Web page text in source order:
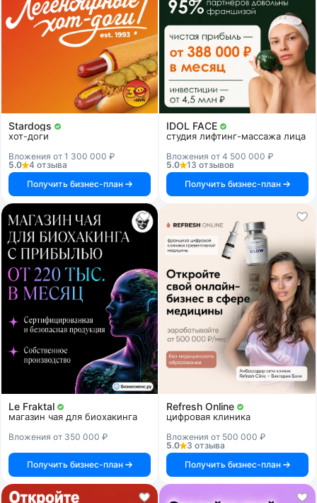
Stardogs
хот-доги
Вложения от 1 300 000 ₽
5.0
4 отзыва
Получить бизнес-план
IDOL FACE
студия лифтинг-массажа лица
Вложения от 4 500 000 ₽
5.0
13 отзывов
Получить бизнес-план
Le Fraktal
магазин чая для биохакинга
Вложения от 350 000 ₽
Получить бизнес-план
Refresh Online
цифровая клиника
Вложения от 500 000 ₽
5.0
3 отзыва
Получить бизнес-план